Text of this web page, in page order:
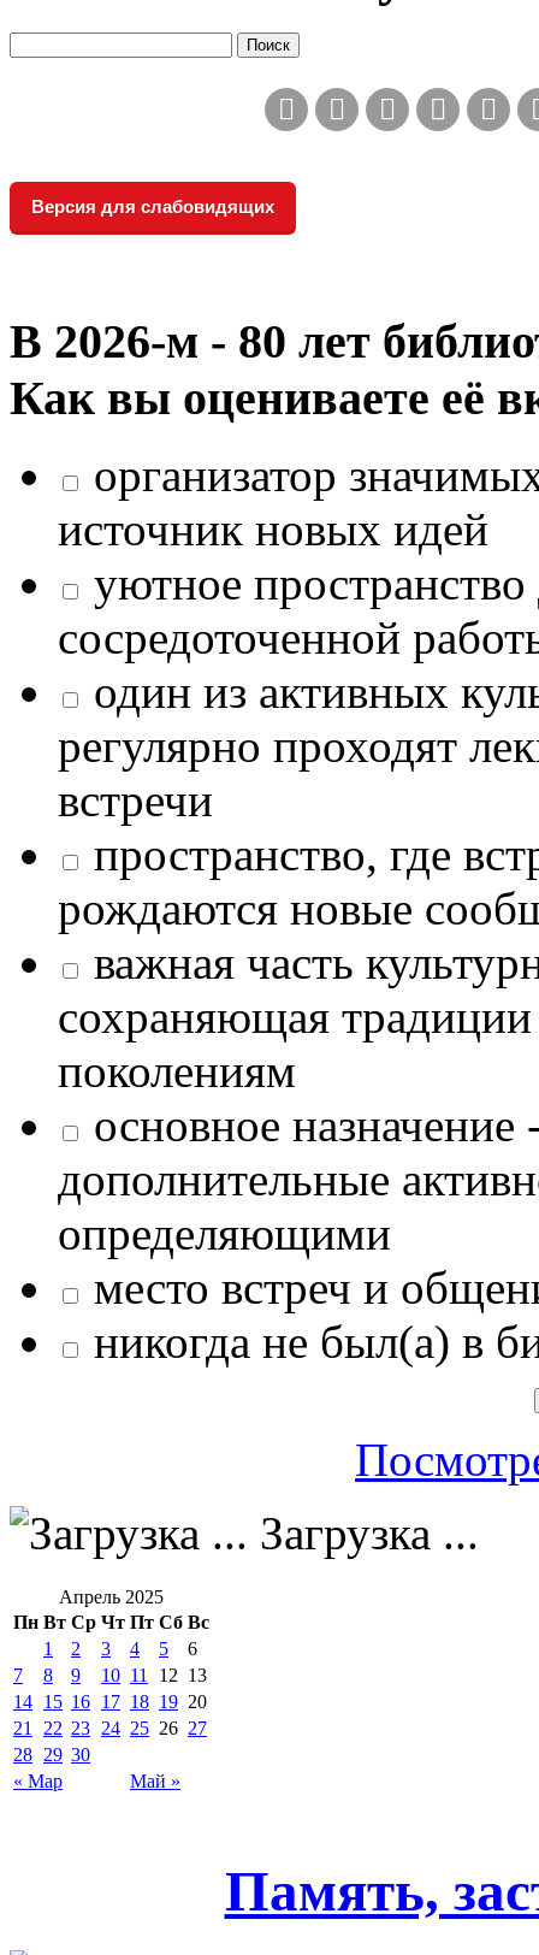
Версия для слабовидящих
В 2026‑м - 80 лет
Как вы оцениваете её
организатор
источник новых идей
уютное
сосредоточенной
один из активных
регулярно проходят
встречи
пространство, где
рождаются новые
важная часть
сохраняющая
поколениям
основное назначение
дополнительные
определяющими
место встреч и
никогда не был(а) в
Загрузка ...
Апрель 2025
Пн Вт Ср Чт Пт Сб Вс
« Мар Май »
1 2 3 4 5
6
7
8 9 10 11 12 13
14 15 16 17 18 19 20
21
22 23 24 25 26 27
28 29 30
Память,